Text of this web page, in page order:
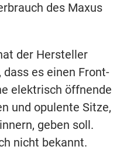
des Maxus
der Hersteller
es einen Front-
elektrisch öffnende
und opulente Sitze,
geben soll.
nicht bekannt.